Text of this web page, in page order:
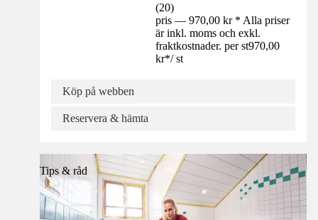
(20)
pris — 970,00 kr * Alla priser
är inkl. moms och exkl.
fraktkostnader. per st970,00
kr*/ st
Köp på webben
Reservera & hämta
Tips & råd